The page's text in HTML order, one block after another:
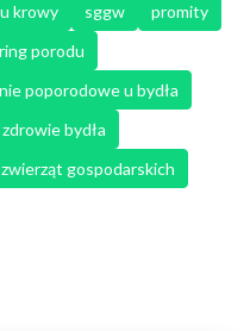
krowy sggw
promity
porodu
poporodowe u bydła
zdrowie bydła
gospodarskich